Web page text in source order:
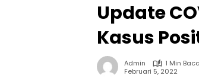
Update
Kasus
Admin
1 Min Baca
Februari 5, 2022